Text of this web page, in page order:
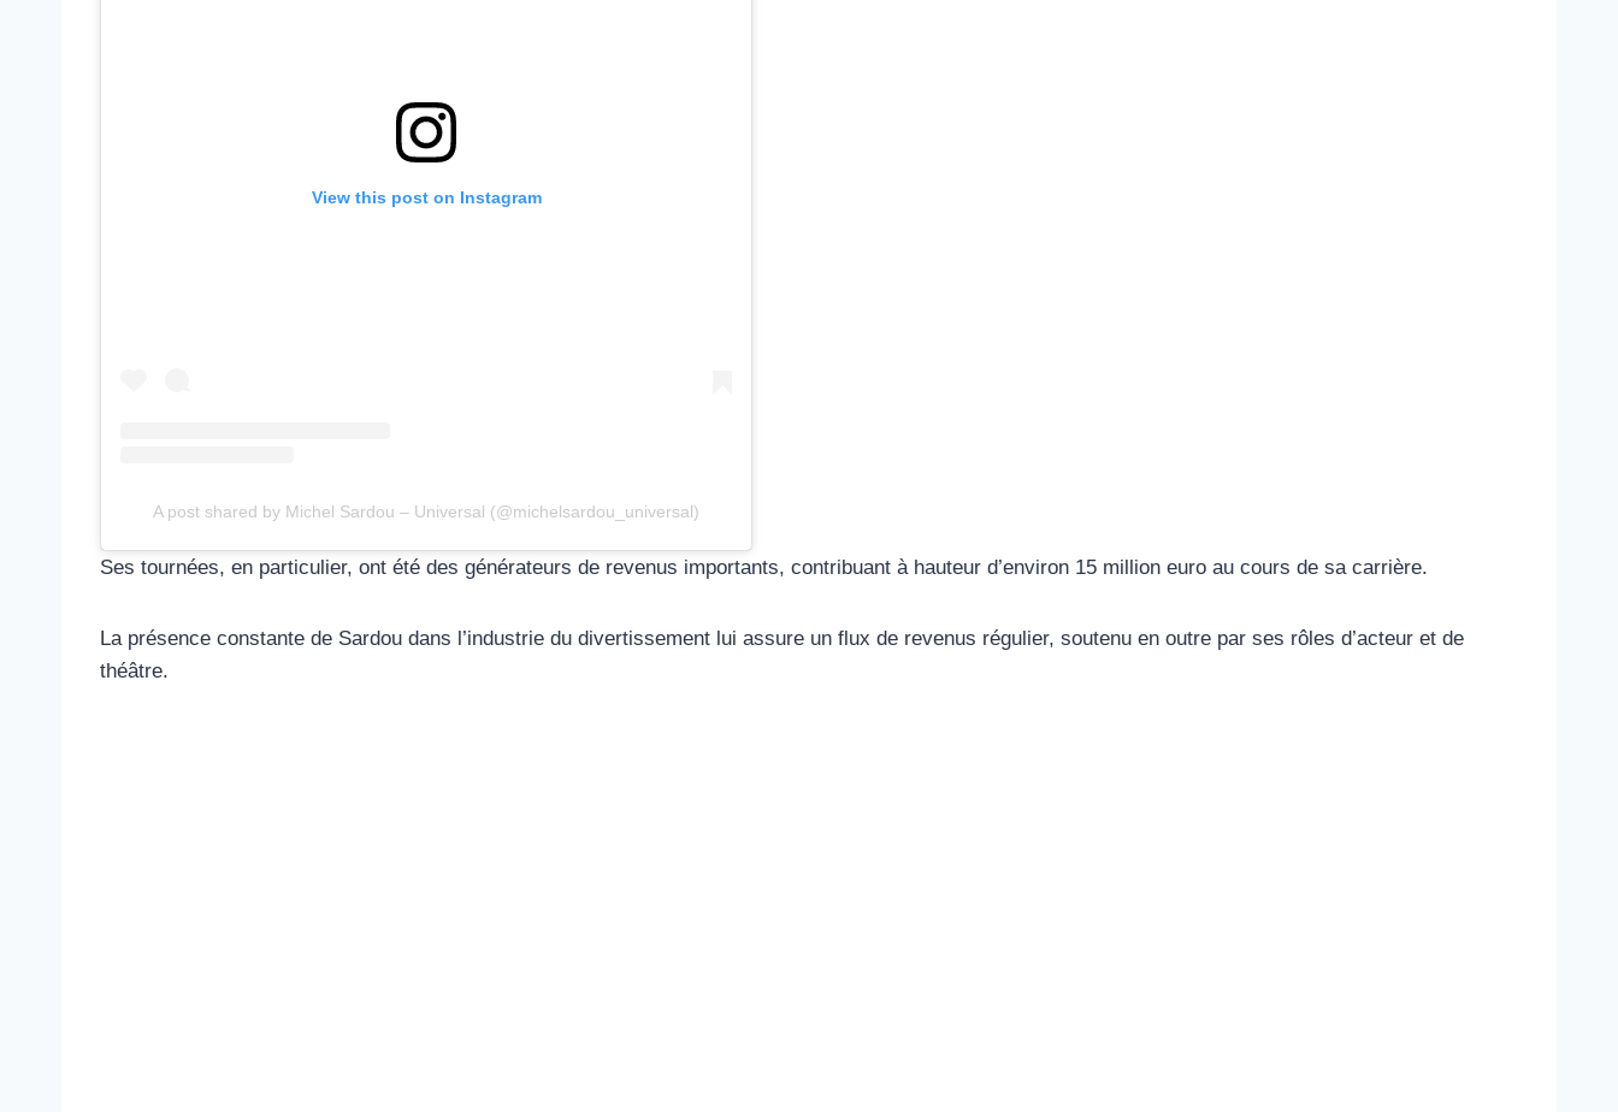
View this post on Instagram
A post shared by Michel Sardou – Universal (@michelsardou_universal)
Ses tournées, en particulier, ont été des générateurs de revenus importants, contribuant à hauteur d’environ 15 million euro au cours de sa carrière.
La présence constante de Sardou dans l’industrie du divertissement lui assure un flux de revenus régulier, soutenu en outre par ses rôles d’acteur et de
théâtre.